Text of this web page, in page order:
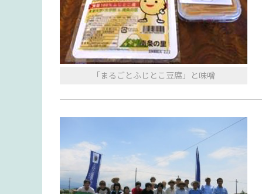
「まるごとふじとこ豆腐」と味噌